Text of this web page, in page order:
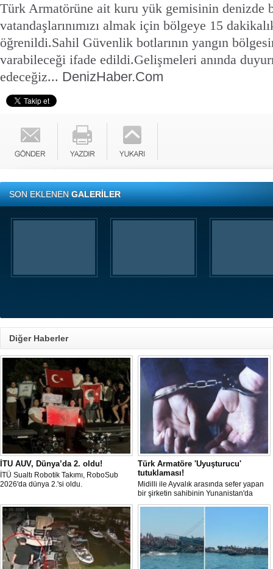
Türk Armatörüne ait kuru yük gemisinin denizde
vatandaşlarınımızı almak için bölgeye 15
öğrenildi.Sahil Güvenlik botlarının yangın
varabileceği ifade edildi.Gelişmeleri anında
edeceğiz... DenizHaber.Com
SON EKLENENGALERİLER
Diğer Haberler
İTU AUV, Dünya’da 2. oldu!
İTÜ Sualtı Robotik Takımı, RoboSub
2026'da dünya 2.'si oldu.
Türk Armatöre 'Uyuşturucu'
tutuklaması!
Midilli ile Ayvalık arasında sefer yapan
bir şirketin sahibinin Yunanistan'da
tutuklandığı bildirildi.